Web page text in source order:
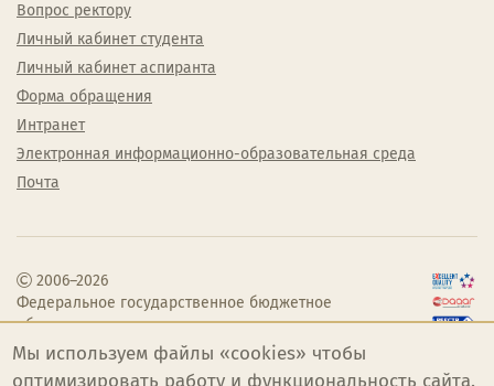
Вопрос ректору
Личный кабинет студента
Личный кабинет аспиранта
Форма обращения
Интранет
Электронная информационно-образовательная среда
Почта
2006–2026
Федеральное государственное бюджетное
образовательное учреждение высшего
образования «Челябинский государственный
институт культуры»
Мы используем файлы «cookies» чтобы
оптимизировать работу и функциональность сайта.